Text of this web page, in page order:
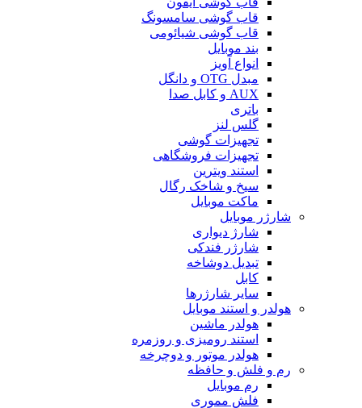
قاب گوشی سامسونگ
قاب گوشی شیائومی
بند موبایل
انواع آویز
مبدل OTG و دانگل
AUX و کابل صدا
باتری
گلس لنز
تجهیزات گوشی
تجهیزات فروشگاهی
استند ویترین
سیخ و شاخک رگال
ماکت موبایل
شارژر موبایل
شارژ دیواری
شارژر فندکی
تبدیل دوشاخه
کابل
سایر شارژرها
هولدر و استند موبایل
هولدر ماشین
استند رومیزی و روزمره
هولدر موتور و دوچرخه
رم و فلش و حافظه
رم موبایل
فلش مموری